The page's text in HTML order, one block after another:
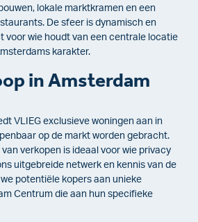
lokale marktkramen en een
De sfeer is dynamisch en
voor wie houdt van een centrale locatie
karakter.
in Amsterdam
VLIEG exclusieve woningen aan in
op de markt worden gebracht.
verkopen is ideaal voor wie privacy
uitgebreide netwerk en kennis van de
potentiële kopers aan unieke
Centrum die aan hun specifieke